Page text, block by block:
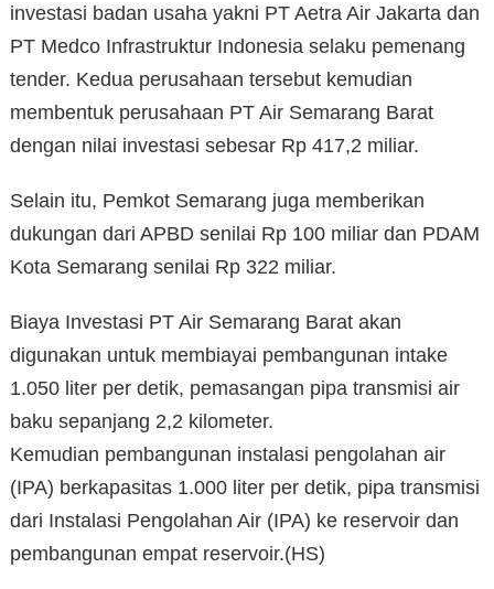
investasi badan usaha yakni PT Aetra Air Jakarta dan
PT Medco Infrastruktur Indonesia selaku pemenang
tender. Kedua perusahaan tersebut kemudian
membentuk perusahaan PT Air Semarang Barat
dengan nilai investasi sebesar Rp 417,2 miliar.
Selain itu, Pemkot Semarang juga memberikan
dukungan dari APBD senilai Rp 100 miliar dan PDAM
Kota Semarang senilai Rp 322 miliar.
Biaya Investasi PT Air Semarang Barat akan
digunakan untuk membiayai pembangunan intake
1.050 liter per detik, pemasangan pipa transmisi air
baku sepanjang 2,2 kilometer.
Kemudian pembangunan instalasi pengolahan air
(IPA) berkapasitas 1.000 liter per detik, pipa transmisi
dari Instalasi Pengolahan Air (IPA) ke reservoir dan
pembangunan empat reservoir.(HS)